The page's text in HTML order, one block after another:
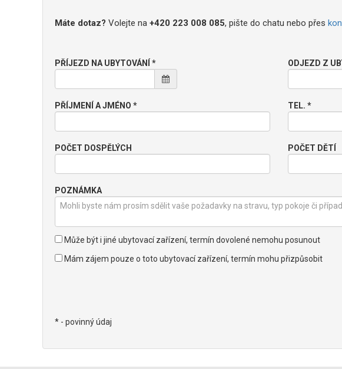
Máte dotaz? Volejte na +420 223 008 085, pište do chatu nebo přes
PŘÍJEZD NA UBYTOVÁNÍ * ODJEZD Z
PŘÍJMENÍ A JMÉNO * TEL. *
POČET DOSPĚLÝCH POČET DĚTÍ
POZNÁMKA
Může být i jiné ubytovací zařízení, termín dovolené nemohu posunout
Mám zájem pouze o toto ubytovací zařízení, termín mohu přizpůsobit
* - povinný údaj